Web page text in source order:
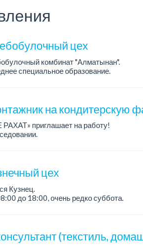
цех
комбинат "Алматынан".
специальное образование.
на кондитерскую
приглашает на работу!
цех
Кузнец.
до 18:00, очень редко суббота.
(текстиль,